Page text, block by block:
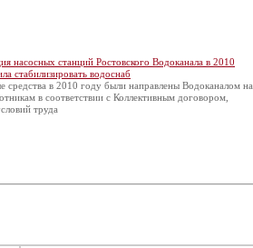
насосных станций Ростовского Водоканала в 2010
стабилизировать водоснаб
средства в 2010 году были направлены Водоканалом на
в соответствии с Коллективным договором,
труда